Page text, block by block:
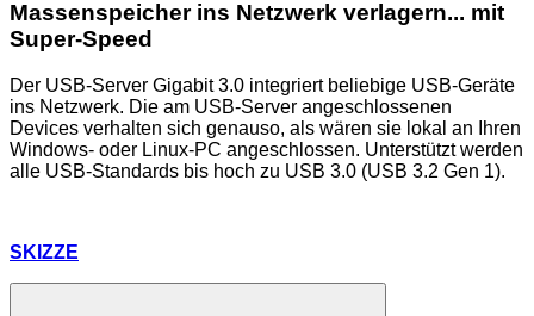
Massenspeicher ins Netzwerk verlagern... mit
Super-Speed
Der USB-Server Gigabit 3.0 integriert beliebige USB-Geräte
ins Netzwerk. Die am USB-Server angeschlossenen
Devices verhalten sich genauso, als wären sie lokal an Ihren
Windows- oder Linux-PC angeschlossen. Unterstützt werden
alle USB-Standards bis hoch zu USB 3.0 (USB 3.2 Gen 1).
SKIZZE